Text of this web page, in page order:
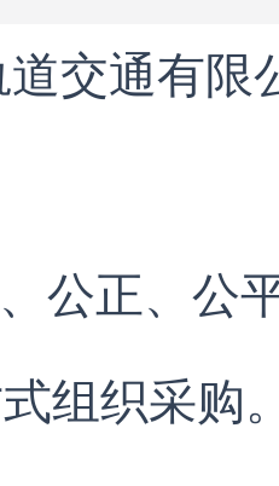
交通有限
公正、公
组织采购